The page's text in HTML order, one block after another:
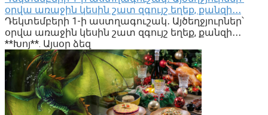
օրվա առաջին կեսին շատ զգույշ եղեք, քանզի․․․
Դեկտեմբերի 1-ի աստղագուշակ․ Այծեղջյուրներ՝
օրվա առաջին կեսին շատ զգույշ եղեք, քանզի․․․
**Խոյ**. Այսօր ձեզ